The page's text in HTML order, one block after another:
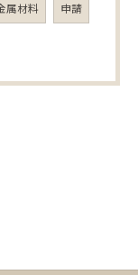
属材料 申請